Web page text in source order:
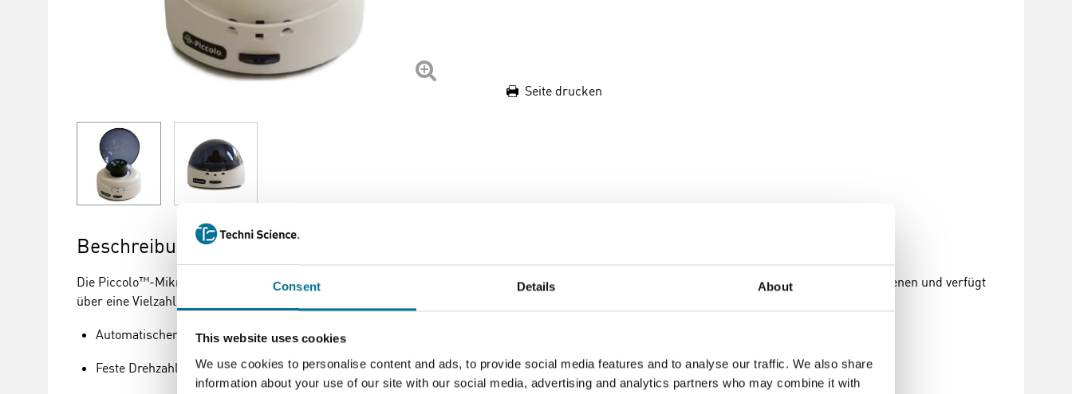
Consent Details About
This website uses cookies
We use cookies to personalise content and ads, to provide social media features and to analyse our traffic. We also share
information about your use of our site with our social media, advertising and analytics partners who may combine it with
Seite drucken
Beschreibung
Die Piccolo™-Mikrozentrifuge ist ideal für schnelle Spin-Downs, Mikrofilter-Zelltrennungen und Zellpelletierung. Sie ist kompakt, einfach zu bedienen und verfügt
über eine Vielzahl von Extras.
Automatischer Start/Stopp
Feste Drehzahl ~7000 RPM